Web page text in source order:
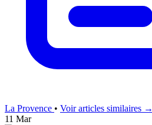
La Provence • Voir articles similaires →
11 Mar